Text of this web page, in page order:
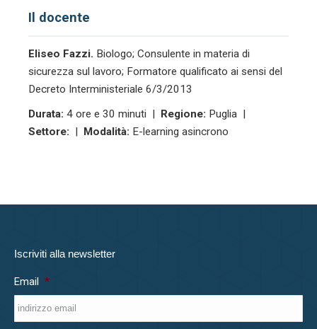
Il docente
Eliseo Fazzi. Biologo; Consulente in materia di
sicurezza sul lavoro; Formatore qualificato ai sensi del
Decreto Interministeriale 6/3/2013
Durata: 4 ore e 30 minuti | Regione: Puglia |
Settore: | Modalità: E-learning asincrono
Iscriviti alla newsletter
Email *